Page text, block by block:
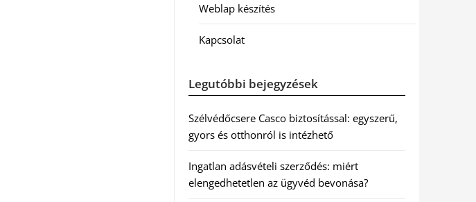
Weblap készítés
Kapcsolat
Legutóbbi bejegyzések
Szélvédőcsere Casco biztosítással: egyszerű,
gyors és otthonról is intézhető
Ingatlan adásvételi szerződés: miért
elengedhetetlen az ügyvéd bevonása?